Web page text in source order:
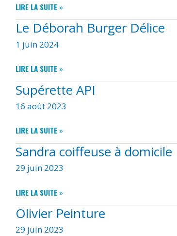
SAFTI:
CONSEILLÈRE
IMMOBILIÈRE
CHOSSENOTTE
LIRE LA SUITE »
Le Déborah Burger Délice
1 juin 2024
LE
BURGER
DÉLICE
LIRE LA SUITE »
Supérette API
16 août 2023
SUPÉRETTE
LIRE LA SUITE »
Sandra coiffeuse à domicile
29 juin 2023
SANDRA
COIFFEUSE
À
LIRE LA SUITE »
Olivier Peinture
29 juin 2023